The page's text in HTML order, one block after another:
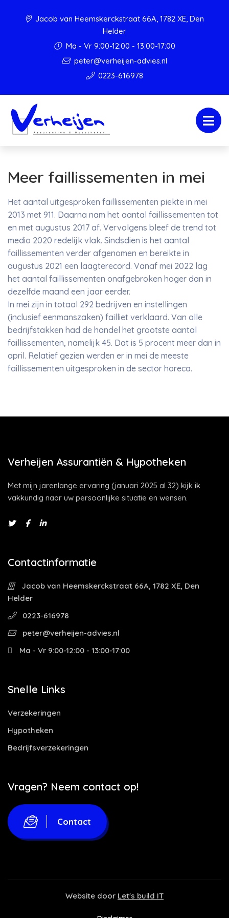
Jacob van Heemskerckstraat 66A, 1782 XE, Den
Helder
Ma - Vr 9:00-12:00 - 13:00-17:00
peter@verheijen-advies.nl
0223-616978
Meer faillissementen in mei
Het aantal uitgesproken faillissementen piekte in mei
2013 met 911. Daarna nam het aantal faillissementen tot
en met augustus 2017 af. Vervolgens bleef de trend tot
medio 2020 redelijk vlak. Sindsdien is het aantal
faillissementen verder afgenomen en bereikte in
augustus 2021 een laagterecord. Vanaf mei 2022 lag
het aantal faillissementen onafgebroken hoger dan in
dezelfde maand een jaar eerder.
In mei zijn in totaal 292 bedrijven en instellingen
(inclusief eenmanszaken) failliet verklaard. Van alle
bedrijfstakken had de handel het grootste aantal
faillissementen, namelijk 45. Dat is 5 procent meer dan in
april. Relatief gezien werden er in mei de meeste
faillissementen uitgesproken in de sector horeca.
Verheijen Assurantiën & Hypotheken
Met mijn jarenlange ervaring (januari 2025 al 32) kijk ik
vakkundig naar uw persoonlijke situatie en wensen.
Contactinformatie
Jacob van Heemskerckstraat 66A, 1782 XE, Den
Helder
0223-616978
peter@verheijen-advies.nl
Ma - Vr 9:00-12:00 - 13:00-17:00
Snelle Links
Verzekeringen
Hypotheken
Bedrijfsverzekeringen
Vragen? Neem contact op!
Contact
Website door Let's build IT